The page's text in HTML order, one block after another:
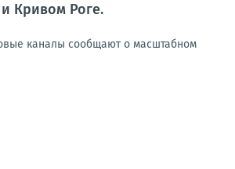
Кривом Роге.
каналы сообщают о масштабном